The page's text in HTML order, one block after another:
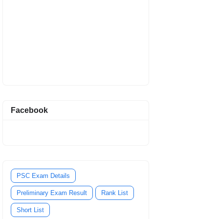
Facebook
PSC Exam Details
Preliminary Exam Result Rank List
Short List